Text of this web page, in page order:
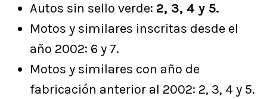
Autos sin sello verde: 2, 3, 4 y 5.
Motos y similares inscritas desde el
año 2002: 6 y 7.
Motos y similares con año de
fabricación anterior al 2002: 2, 3, 4 y 5.